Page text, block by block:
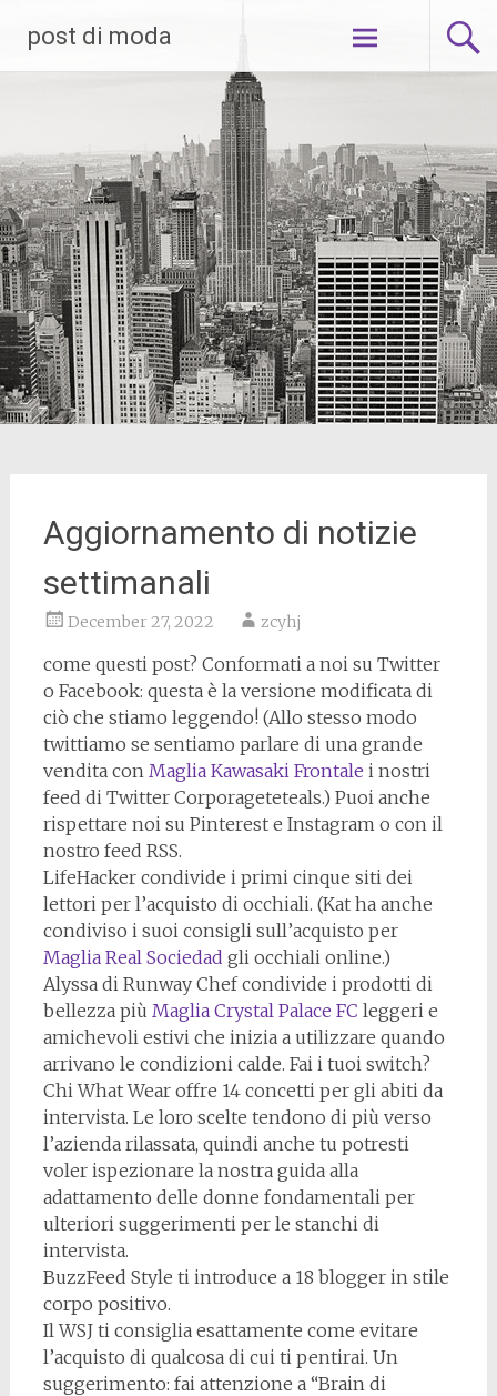
content
post di moda
Aggiornamento di notizie
settimanali
December 27, 2022 zcyhj
come questi post? Conformati a noi su Twitter
o Facebook: questa è la versione modificata di
ciò che stiamo leggendo! (Allo stesso modo
twittiamo se sentiamo parlare di una grande
vendita con Maglia Kawasaki Frontale i nostri
feed di Twitter Corporageteteals.) Puoi anche
rispettare noi su Pinterest e Instagram o con il
nostro feed RSS.
LifeHacker condivide i primi cinque siti dei
lettori per l’acquisto di occhiali. (Kat ha anche
condiviso i suoi consigli sull’acquisto per
Maglia Real Sociedad gli occhiali online.)
Alyssa di Runway Chef condivide i prodotti di
bellezza più Maglia Crystal Palace FC leggeri e
amichevoli estivi che inizia a utilizzare quando
arrivano le condizioni calde. Fai i tuoi switch?
Chi What Wear offre 14 concetti per gli abiti da
intervista. Le loro scelte tendono di più verso
l’azienda rilassata, quindi anche tu potresti
voler ispezionare la nostra guida alla
adattamento delle donne fondamentali per
ulteriori suggerimenti per le stanchi di
intervista.
BuzzFeed Style ti introduce a 18 blogger in stile
corpo positivo.
Il WSJ ti consiglia esattamente come evitare
l’acquisto di qualcosa di cui ti pentirai. Un
suggerimento: fai attenzione a “Brain di